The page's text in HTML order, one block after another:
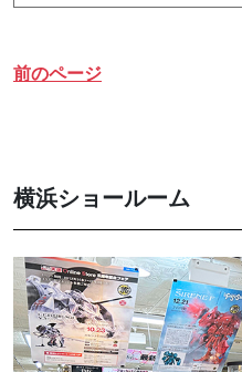
前のページ
横浜ショールーム